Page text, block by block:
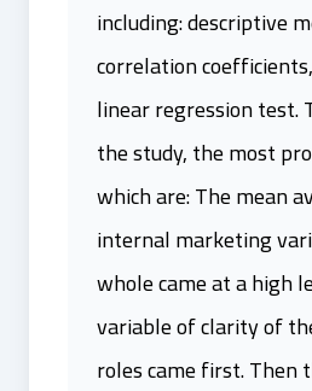
including: descriptive
correlation
linear regression test.
the study, the most
which are: The mean
internal marketing
whole came at a high
variable of clarity of
roles came first. Then